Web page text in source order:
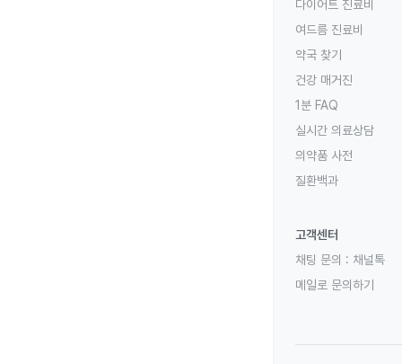
다이어트 진료비
여드름 진료비
약국 찾기
건강 매거진
1분 FAQ
실시간 의료상담
의약품 사전
질환백과
고객센터
채팅 문의 : 채널톡
메일로 문의하기